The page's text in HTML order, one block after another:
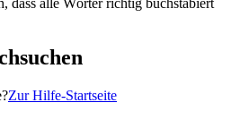
dass alle Wörter richtig buchstabiert
Zur Hilfe-Startseite